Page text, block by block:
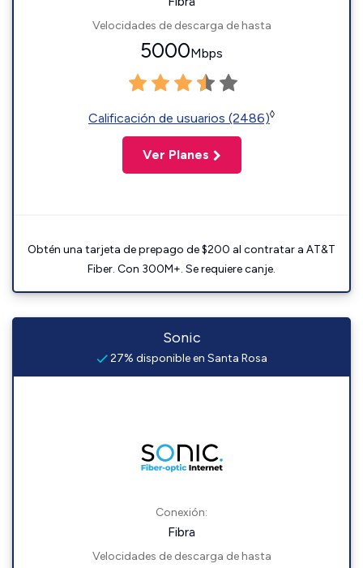
Velocidades de descarga de hasta
5000Mbps
Calificación de usuarios (2486)◊
Ver Planes
Obtén una tarjeta de prepago de $200 al contratar a AT&T
Fiber. Con 300M+. Se requiere canje.
Sonic
27% disponible en Santa Rosa
Conexión:
Fibra
Velocidades de descarga de hasta